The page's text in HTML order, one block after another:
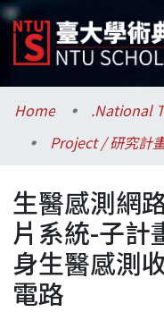
Communities &
Research Outputs
Fundings & Projects
Researchers
Organizations
Home
Project / 研究計
生醫感測網
片系統-子計
身生醫感測
電路